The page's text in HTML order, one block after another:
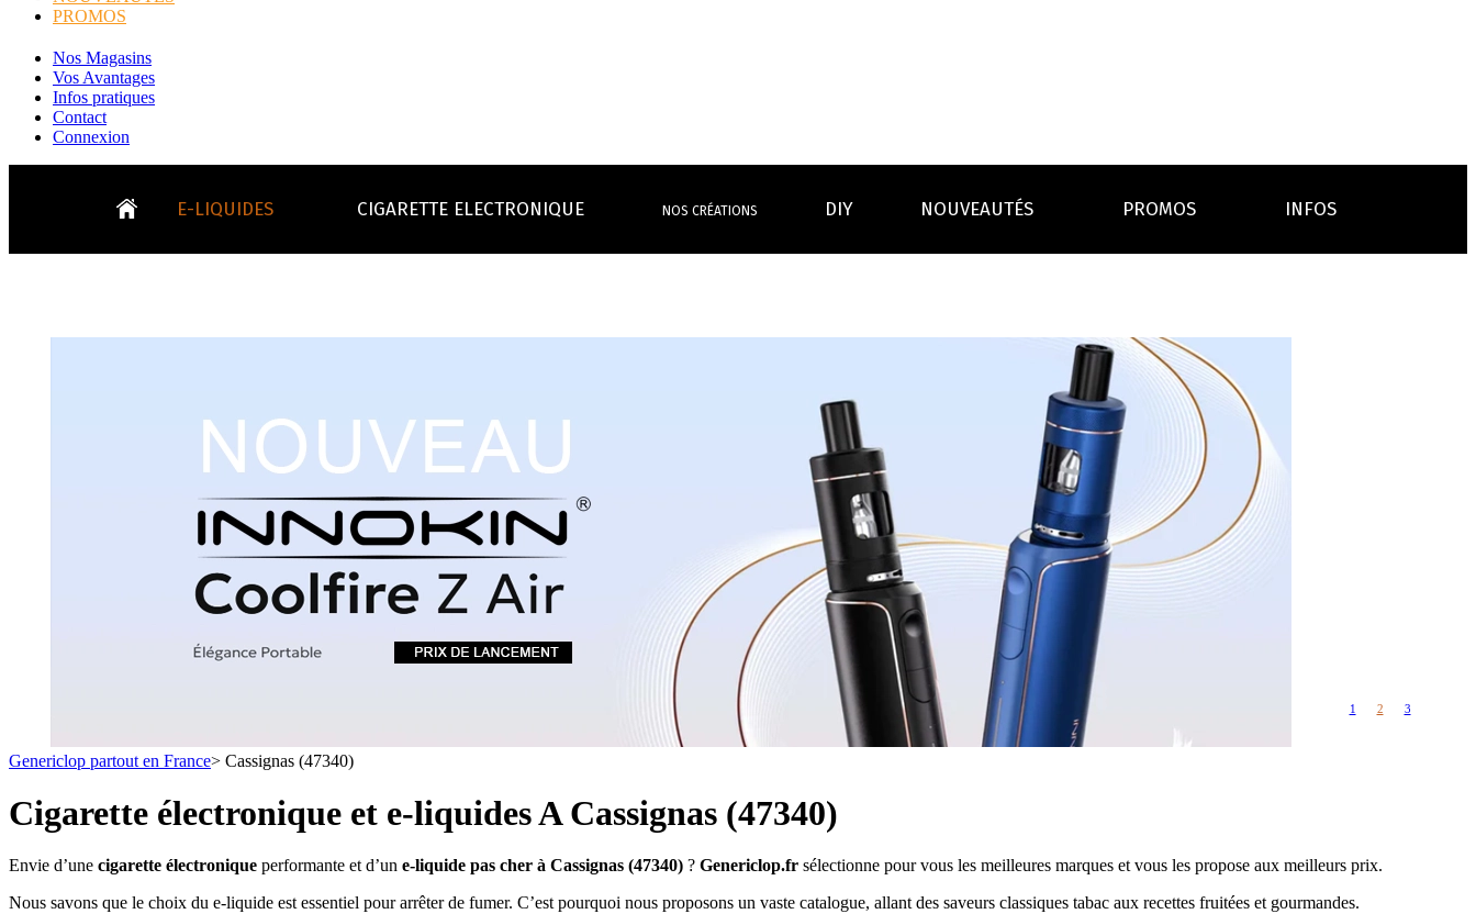
PROMOS
Nos Magasins
Vos Avantages
Infos pratiques
Contact
Connexion
E-LIQUIDES
Boosters
TOUS LES E-LIQUIDES
- VÉGÉTAL/NATUREL
- SELS DE NICOTINE
- FORMATS ÉCONOMIQUES
- LES PLUS VENDUS
- LES PACKS PROMOS
- RECHERCHE AVANCÉE
MAXI FORMATS
100ml et +
GRANDS FORMATS
50ml
PETITS FORMATS
CIGARETTE ELECTRONIQUE
Formats classiques
Formats Boxs
simple d'emploi
Toutes les marques
Eleaf, Aspire,
Smok, Innokin, Joyetech ...
LES MINI-CLOPES
Pods & Formats Poche
Les Accus
piles
pour boxs
Toutes les Résistances
coils, têtes d’atomiseurs,
Les cartouches
pour pods
RBA Reconstructible
Drip Tip
embouts, becs
Chargeurs
câbles, secteurs
Rangements
étuis, housses
rechange
NOS CRÉATIONS DIY NOUVEAUTÉS PROMOS INFOS
LE BLOG
- INFOS GENERICLOP
- INFOS VAPE
- LES ASTUCES
- FOCUS PRODUIT
- LES MEDECINS
VOS AVANTAGES
Livraison offerte
1 Cadeau au choix
Un problème, une question ?
Quel kit de cigarette choisir ?
Quel E-liquide choisir ?
Quelle Accu choisir ?
Le végétol c'est quoi ?
Voir tout
Emission "C'est dans l'air"
Reportage Vox Pop ARTE
Interview France Bleu Genericlop
1 2 3
Genericlop partout en France> Cassignas (47340)
Cigarette électronique et e-liquides A Cassignas (47340)
Envie d’une cigarette électronique performante et d’un e-liquide pas cher à Cassignas (47340) ? Genericlop.fr sélectionne pour vous les meilleures marques et vous les propose aux meilleurs prix.
Nous savons que le choix du e-liquide est essentiel pour arrêter de fumer. C’est pourquoi nous proposons un vaste catalogue, allant des saveurs classiques tabac aux recettes fruitées et gourmandes.